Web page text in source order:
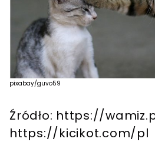
pixabay/guvo59
Źródło: https://
https://kicikot.com/pl